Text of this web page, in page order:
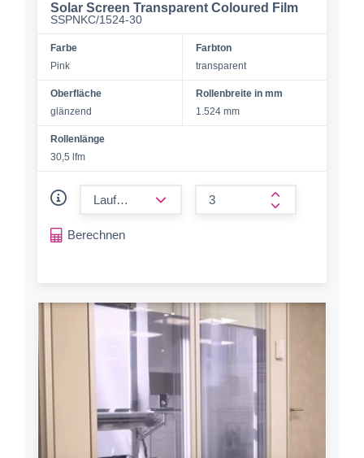
Solar Screen Transparent Coloured Film
SSPNKC/1524-30
Farbe
Pink
Farbton
transparent
Oberfläche
glänzend
Rollenbreite in mm
1.524 mm
Rollenlänge
30,5 lfm
form.increase-
Berechnen